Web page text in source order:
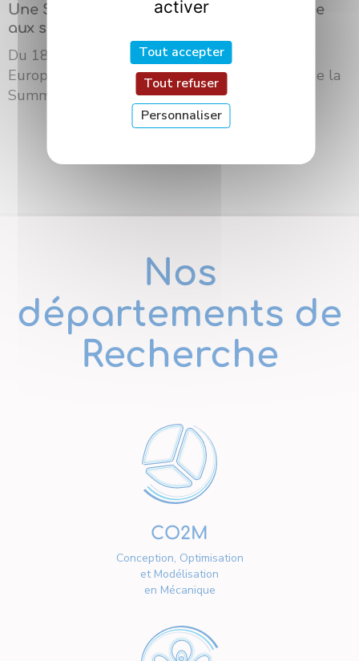
Une Summer School internationale dédiée
aux sciences des saveurs à Dijon
Du 18 au 21 mai 2026, l’Université Bourgogne
Europe a accueilli à Dijon la troisième édition de la
Summer School du ré...
Nos
départements de
Recherche
CO2M
Conception, Optimisation
et Modélisation
en Mécanique
activer
Tout accepter
Tout refuser
Personnaliser